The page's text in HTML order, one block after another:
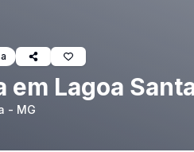
em Lagoa
- MG